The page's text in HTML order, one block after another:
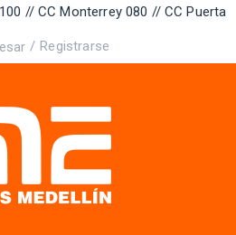
// CC Monterrey 080 // CC Puerta
/ Registrarse